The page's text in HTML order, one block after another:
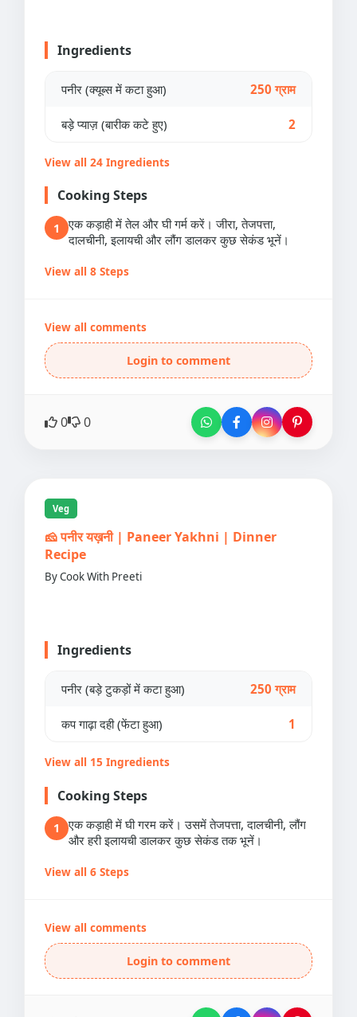
Ingredients
पनीर (क्यूब्स में कटा हुआ) 250 ग्राम
बड़े प्याज़ (बारीक कटे हुए) 2
View all 24 Ingredients
Cooking Steps
1
एक कड़ाही में तेल और घी गर्म करें। जीरा, तेजपत्ता,
दालचीनी, इलायची और लौंग डालकर कुछ सेकंड भूनें।
View all 8 Steps
View all comments
Login to comment
0 0
Veg
🧀 पनीर यख़नी | Paneer Yakhni | Dinner
Recipe
By Cook With Preeti
Ingredients
पनीर (बड़े टुकड़ों में कटा हुआ) 250 ग्राम
कप गाढ़ा दही (फेंटा हुआ) 1
View all 15 Ingredients
Cooking Steps
1
एक कड़ाही में घी गरम करें। उसमें तेजपत्ता, दालचीनी, लौंग
और हरी इलायची डालकर कुछ सेकंड तक भूनें।
View all 6 Steps
View all comments
Login to comment